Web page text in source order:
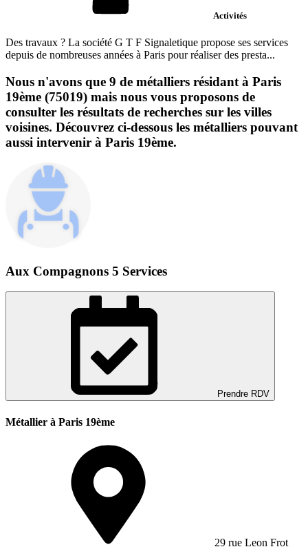
Activités
Des travaux ? La société G T F Signaletique propose ses services
depuis de nombreuses années à Paris pour réaliser des presta...
Nous n'avons que 9 de métalliers résidant à Paris
19ème (75019) mais nous vous proposons de
consulter les résultats de recherches sur les villes
voisines. Découvrez ci-dessous les métalliers pouvant
aussi intervenir à Paris 19ème.
Aux Compagnons 5 Services
Prendre RDV
Métallier à Paris 19ème
29 rue Leon Frot